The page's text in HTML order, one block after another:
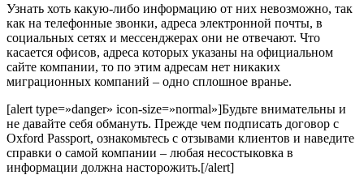
Узнать хоть какую-либо информацию от них невозможно, так
как на телефонные звонки, адреса электронной почты, в
социальных сетях и мессенджерах они не отвечают. Что
касается офисов, адреса которых указаны на официальном
сайте компании, то по этим адресам нет никаких
миграционных компаний – одно сплошное вранье.
[alert type=»danger» icon-size=»normal»]Будьте внимательны и
не давайте себя обмануть. Прежде чем подписать договор с
Oxford Passport, ознакомьтесь с отзывами клиентов и наведите
справки о самой компании – любая несостыковка в
информации должна насторожить.[/alert]